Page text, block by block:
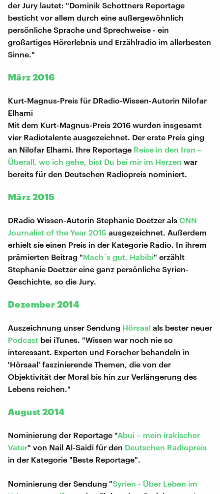
der Jury lautet: "Dominik Schottners Reportage
besticht vor allem durch eine außergewöhnlich
persönliche Sprache und Sprechweise - ein
großartiges Hörerlebnis und Erzählradio im allerbesten
Sinne."
März 2016
Kurt-Magnus-Preis für DRadio-Wissen-Autorin Nilofar
Elhami
Mit dem Kurt-Magnus-Preis 2016 wurden insgesamt
vier Radiotalente ausgezeichnet. Der erste Preis ging
an Nilofar Elhami. Ihre Reportage Reise in den Iran –
Überall, wo ich gehe, bist Du bei mir im Herzen war
bereits für den Deutschen Radiopreis nominiert.
März 2015
DRadio Wissen-Autorin Stephanie Doetzer als CNN
Journalist of the Year 2015 ausgezeichnet. Außerdem
erhielt sie einen Preis in der Kategorie Radio. In ihrem
prämierten Beitrag "Mach´s gut, Habibi" erzählt
Stephanie Doetzer eine ganz persönliche Syrien-
Geschichte, so die Jury.
Dezember 2014
Auszeichnung unser Sendung Hörsaal als bester neuer
Podcast bei iTunes. "Wissen war noch nie so
interessant. Experten und Forscher behandeln in
'Hörsaal' faszinierende Themen, die von der
Objektivität der Moral bis hin zur Verlängerung des
Lebens reichen."
August 2014
Nominierung der Reportage "Abui – mein irakischer
Vater" von Nail Al-Saidi für den Deutschen Radiopreis
in der Kategorie "Beste Reportage".
Nominierung der Sendung "Syrien - Über Leben im